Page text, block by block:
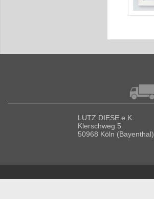
LUTZ DIESE e.K.
Klerschweg 5
50968 Köln (Bayenthal)